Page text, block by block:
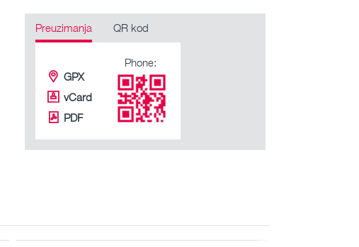
Preuzimanja QR kod
GPX
vCard
PDF
Phone: